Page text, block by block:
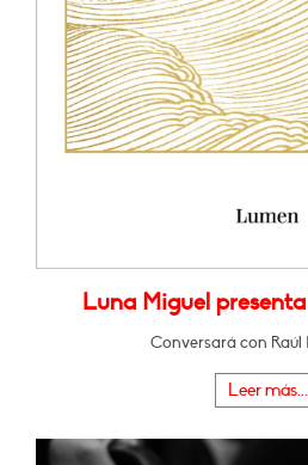
Luna Miguel
Conversará con Raúl
Leer más...